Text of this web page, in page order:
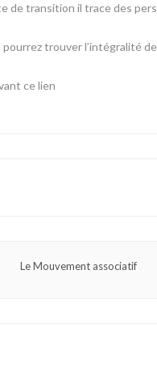
de transition il trace des
trouver l’intégralité
ce lien
Le Mouvement associatif